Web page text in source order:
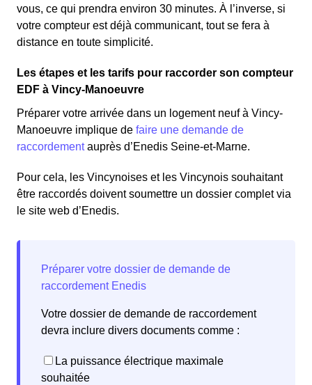
vous, ce qui prendra environ 30 minutes. À l’inverse, si
votre compteur est déjà communicant, tout se fera à
distance en toute simplicité.
Les étapes et les tarifs pour raccorder son compteur
EDF à Vincy-Manoeuvre
Préparer votre arrivée dans un logement neuf à Vincy-
Manoeuvre implique de faire une demande de
raccordementauprès d’Enedis Seine-et-Marne.
Pour cela, les Vincynoises et les Vincynois souhaitant
être raccordés doivent soumettre un dossier complet via
le site web d’Enedis.
Votre dossier de demande de raccordement
devra inclure divers documents comme :
La puissance électrique maximale
souhaitée